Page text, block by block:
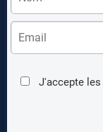
J'accepte les